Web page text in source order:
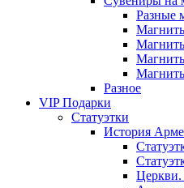
Разные
Разное
VIP Подарки
Статуэтки
История
Церкви.